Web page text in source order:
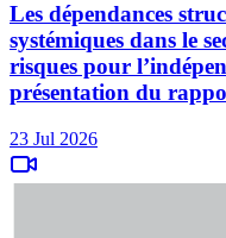
Les dépendances
systémiques dans le
risques pour
présentation du
23 Jul 2026